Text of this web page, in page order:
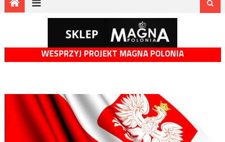
WESPRZYJ PROJEKT MAGNA POLONIA